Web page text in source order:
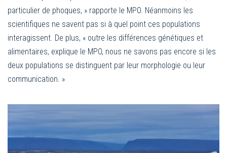
particulier de phoques, » rapporte le MPO. Néanmoins les
scientifiques ne savent pas si à quel point ces populations
interagissent. De plus, « outre les différences génétiques et
alimentaires, explique le MPO, nous ne savons pas encore si les
deux populations se distinguent par leur morphologie ou leur
communication. »